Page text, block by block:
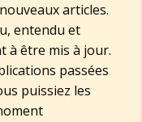
articles.
entendu et
à être mis à jour.
passées
puissiez les